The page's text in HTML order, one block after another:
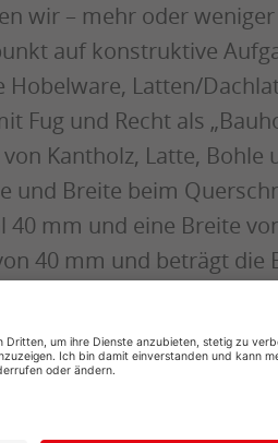
wir – mehr oder
auf konstruktive
Latten/
Fug und Recht als
Kantholz, Latte, Bohle
und Breite beim
40 mm und eine Breite
40 mm und beträgt
ein Seitenverhältnis
mm bis 40 x 60 mm.
verwendet, in der Regel